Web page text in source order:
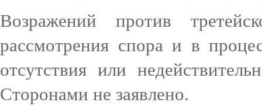
Возражений против
рассмотрения спора и в
отсутствия или
Сторонами не заявлено.